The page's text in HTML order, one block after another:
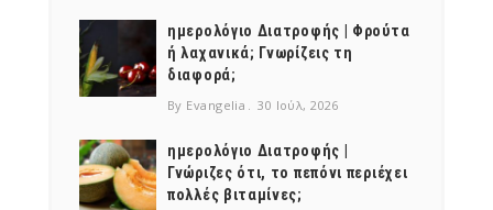
ημερολόγιο Διατροφής | Φρούτα
ή λαχανικά; Γνωρίζεις τη
διαφορά;
By Evangelia 30 Ιούλ, 2026
ημερολόγιο Διατροφής |
Γνώριζες ότι, το πεπόνι περιέχει
πολλές βιταμίνες;